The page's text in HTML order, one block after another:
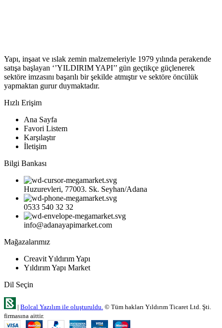
Yapı, inşaat ve ıslak zemin malzemeleriyle 1979 yılında perakende
satışa başlayan ‘’YILDIRIM YAPI’’ gün geçtikçe güçlenerek
sektöre imzasını başarılı bir şekilde atmıştır ve sektöre öncülük
yapmaktan gurur duymaktadır.
Hızlı Erişim
Ana Sayfa
Favori Listem
Karşılaştır
İletişim
Bilgi Bankası
Huzurevleri, 77003. Sk. Seyhan/Adana
0533 540 32 32
info@adanayapimarket.com
Mağazalarımız
Creavit Yıldırım Yapı
Yıldırım Yapı Market
Dil Seçin
| Bolcal Yazılım ile oluşturuldu. © Tüm hakları Yıldırım Ticaret Ltd. Şti.
firmasına aittir.